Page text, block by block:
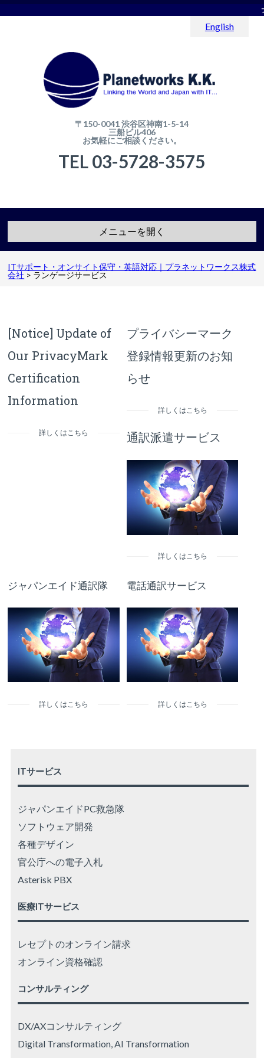
English
〒150-0041 渋谷区神南1-5-14
三船ビル406
お気軽にご相談ください。
TEL 03-5728-3575
メニューを開く
ITサポート・オンサイト保守・英語対応｜プラネットワークス株式
会社 > ランゲージサービス
[Notice] Update of
Our PrivacyMark
Certification
Information
詳しくはこちら
プライバシーマーク
登録情報更新のお知
らせ
詳しくはこちら
通訳派遣サービス
詳しくはこちら
ジャパンエイド通訳隊
詳しくはこちら
電話通訳サービス
詳しくはこちら
ITサービス
ジャパンエイドPC救急隊
ソフトウェア開発
各種デザイン
官公庁への電子入札
Asterisk PBX
医療ITサービス
レセプトのオンライン請求
オンライン資格確認
コンサルティング
DX/AXコンサルティング
Digital Transformation, AI Transformation